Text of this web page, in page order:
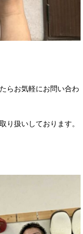
らお気軽にお問い合わ
り扱いしております。